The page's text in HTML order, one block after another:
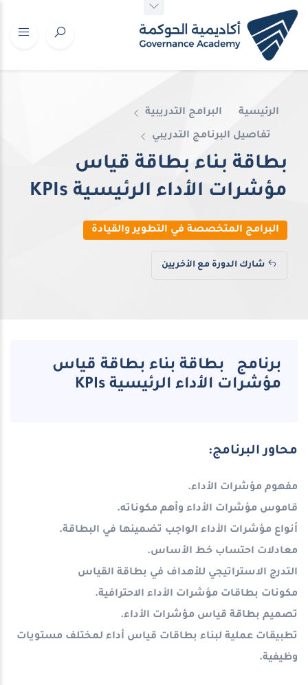
الرئيسية البرامج التدريبية
تفاصيل البرنامج التدريبي
بطاقة بناء بطاقة قياس
مؤشرات الأداء الرئيسية KPIs
البرامج المتخصصة في التطوير والقيادة
شارك الدورة مع الأخريين
برنامج بطاقة بناء بطاقة قياس
مؤشرات الأداء الرئيسية KPIs
محاور البرنامج:
مفهوم مؤشرات الأداء.
قاموس مؤشرات الأداء وأهم مكوناته.
أنواع مؤشرات الأداء الواجب تضمينها في البطاقة.
معادلات احتساب خط الأساس.
التدرج الاستراتيجي للأهداف في بطاقة القياس
مكونات بطاقات مؤشرات الأداء الاحترافية.
تصميم بطاقة قياس مؤشرات الأداء.
تطبيقات عملية لبناء بطاقات قياس أداء لمختلف مستويات
وظيفية.